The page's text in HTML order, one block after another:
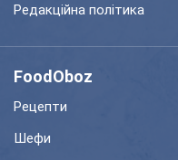
Редакційна політика
FoodOboz
Рецепти
Шефи